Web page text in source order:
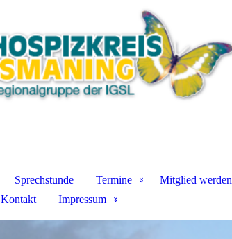
Sprechstunde Termine Mitglied werden
Kontakt
Impressum